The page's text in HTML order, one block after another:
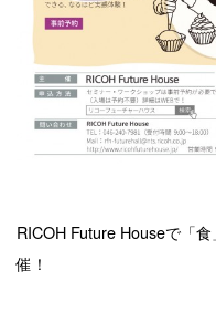
RICOH Future Houseで「
催！